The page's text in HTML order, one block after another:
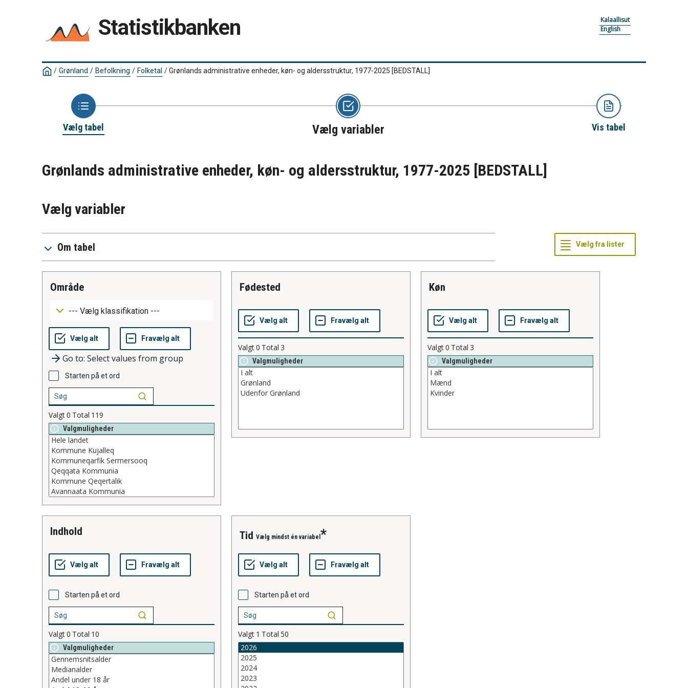
Statistikbanken
Kalaallisut
English
/ Grønland / Befolkning / Folketal /Grønlands administrative enheder, køn- og aldersstruktur, 1977-2025 [BEDSTALL]
Vælg tabel Vælg variabler Vis tabel
Grønlands administrative enheder, køn- og aldersstruktur, 1977-2025 [BEDSTALL]
Vælg variabler
Om tabel
område
Go to: Select values from group
Starten på et ord
Valgt0 Total 119
Valgmuligheder
fødested
Valgt0 Total 3
Valgmuligheder
køn
Valgt0 Total 3
Valgmuligheder
indhold
Starten på et ord
Valgt0 Total 10
Valgmuligheder
tid Vælg mindst én variabel
Starten på et ord
Valgt 1 Total 50